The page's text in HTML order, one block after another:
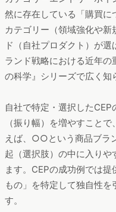
然に存在している「購買に
カテゴリー（領域強化や
ド（自社プロダクト）が
ランド戦略における近年
の科学』シリーズで広く知
自社で特定・選択した
（振り幅）を増やすこと
えば、○○という商品ブラ
起（選択肢）の中に入りや
ます。CEPの成功例では
もの」を特定して独自性
す。